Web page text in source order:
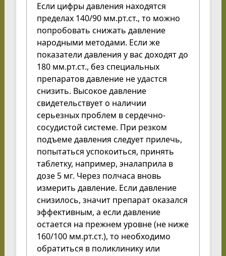
Если цифры давления находятся
пределах 140/90 мм.рт.ст., то можно
попробовать снижать давление
народными методами. Если же
показатели давления у вас доходят до
180 мм.рт.ст., без специальных
препаратов давление не удастся
снизить. Высокое давление
свидетельствует о наличии
серьезных проблем в сердечно-
сосудистой системе. При резком
подъеме давления следует прилечь,
попытаться успокоиться, принять
таблетку, например, эналаприла в
дозе 5 мг. Через полчаса вновь
измерить давление. Если давление
снизилось, значит препарат оказался
эффективным, а если давление
остается на прежнем уровне (не ниже
160/100 мм.рт.ст.), то необходимо
обратиться в поликлинику или